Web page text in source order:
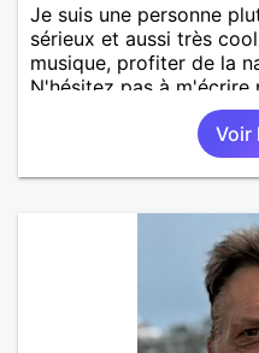
Je suis une personne
sérieux et aussi très
musique, profiter de la
N'hésitez pas à m'écrire
Voir